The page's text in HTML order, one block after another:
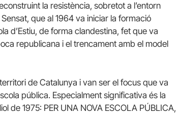
la resistència, sobretot a l’entorn
que al 1964 va iniciar la formació
d’Estiu, de forma clandestina, fet que va
republicana i el trencament amb el model
de Catalunya i van ser el focus que va
pública. Especialment significativa és la
de 1975: PER UNA NOVA ESCOLA PÚBLICA,